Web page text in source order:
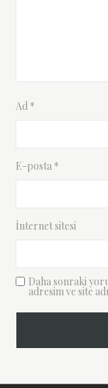
Ad *
E-posta *
İnternet sitesi
Daha sonraki
adresim ve site